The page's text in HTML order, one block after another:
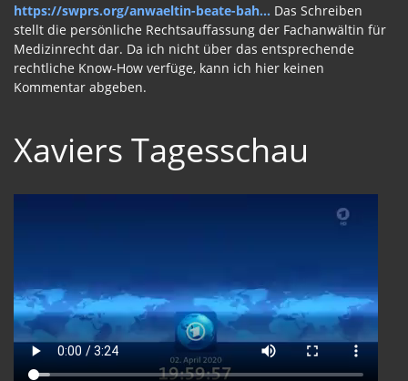
https://swprs.org/anwaeltin-beate-bah... Das Schreiben
stellt die persönliche Rechtsauffassung der Fachanwältin für
Medizinrecht dar. Da ich nicht über das entsprechende
rechtliche Know-How verfüge, kann ich hier keinen
Kommentar abgeben.
Xaviers Tagesschau